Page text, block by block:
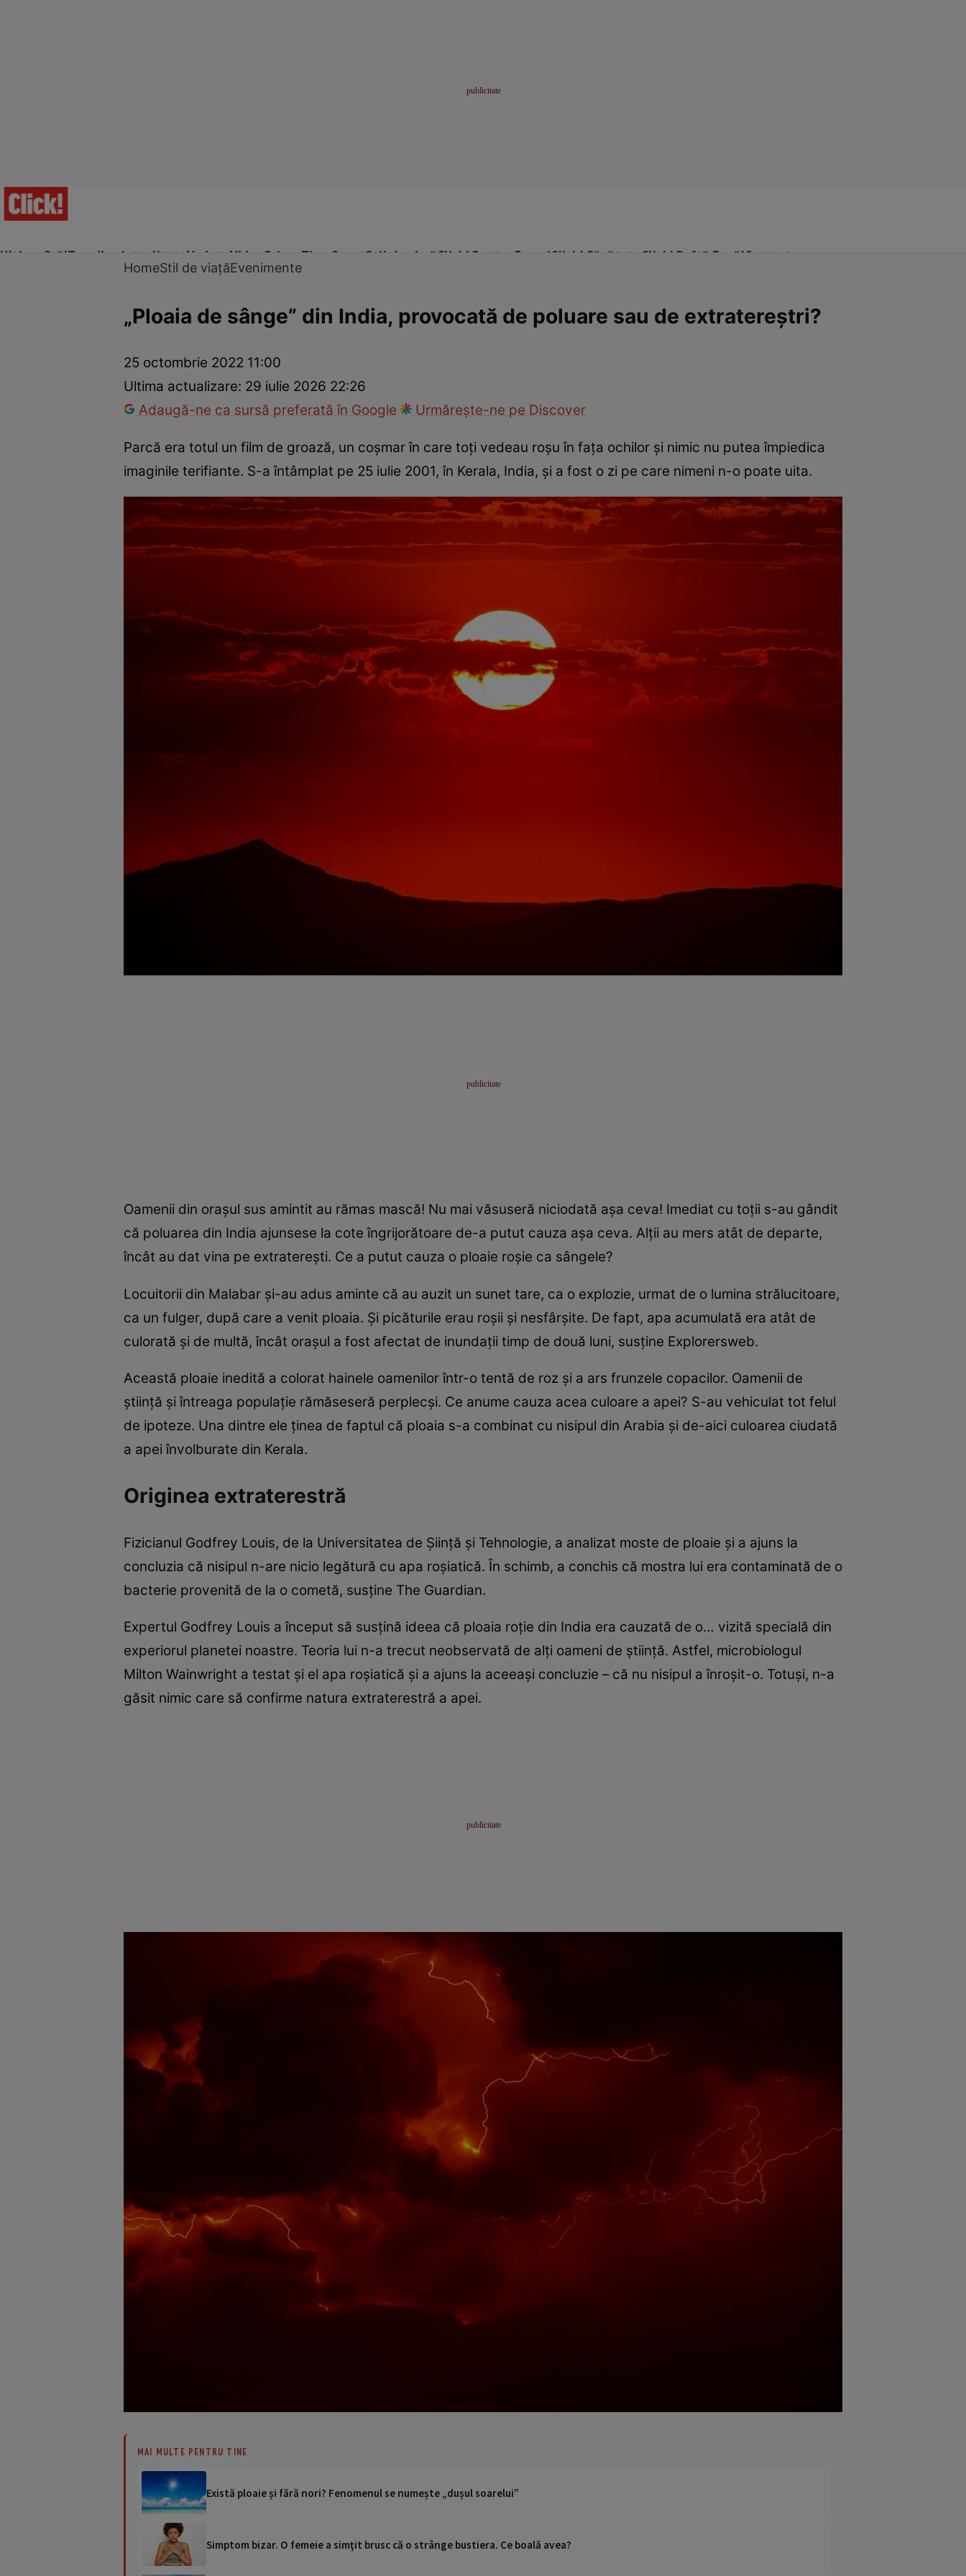
Ultima Oră!Trending Actualitate Vedete Video Prime Time SportStil de viațăClick! Pentru FemeiClick! Sănătate Click! Poftă Bună!Contact
Dragoste și SexEvenimente
HomeStil de viațăEvenimente
„Ploaia de sânge” din India, provocată de poluare sau de extratereștri?
25 octombrie 2022 11:00
Ultima actualizare: 29 iulie 2026 22:26
Adaugă-ne ca sursă preferată în Google
Urmărește-ne pe Discover
Parcă era totul un film de groază, un coșmar în care toți vedeau roșu în fața ochilor și nimic nu putea împiedica
imaginile terifiante. S-a întâmplat pe 25 iulie 2001, în Kerala, India, și a fost o zi pe care nimeni n-o poate uita.
Oamenii din orașul sus amintit au rămas mască! Nu mai văsuseră niciodată așa ceva! Imediat cu toții s-au gândit
că poluarea din India ajunsese la cote îngrijorătoare de-a putut cauza așa ceva. Alții au mers atât de departe,
încât au dat vina pe extraterești. Ce a putut cauza o ploaie roșie ca sângele?
Locuitorii din Malabar și-au adus aminte că au auzit un sunet tare, ca o explozie, urmat de o lumina strălucitoare,
ca un fulger, după care a venit ploaia. Și picăturile erau roșii și nesfârșite. De fapt, apa acumulată era atât de
culorată și de multă, încât orașul a fost afectat de inundații timp de două luni, susține Explorersweb.
Această ploaie inedită a colorat hainele oamenilor într-o tentă de roz și a ars frunzele copacilor. Oamenii de
știință și întreaga populație rămăseseră perplecși. Ce anume cauza acea culoare a apei? S-au vehiculat tot felul
de ipoteze. Una dintre ele ținea de faptul că ploaia s-a combinat cu nisipul din Arabia și de-aici culoarea ciudată
a apei învolburate din Kerala.
Originea extraterestră
Fizicianul Godfrey Louis, de la Universitatea de Șiință și Tehnologie, a analizat moste de ploaie și a ajuns la
concluzia că nisipul n-are nicio legătură cu apa roșiatică. În schimb, a conchis că mostra lui era contaminată de o
bacterie provenită de la o cometă, susține The Guardian.
Expertul Godfrey Louis a început să susțină ideea că ploaia roție din India era cauzată de o… vizită specială din
experiorul planetei noastre. Teoria lui n-a trecut neobservată de alți oameni de știință. Astfel, microbiologul
Milton Wainwright a testat și el apa roșiatică și a ajuns la aceeași concluzie – că nu nisipul a înroșit-o. Totuși, n-a
găsit nimic care să confirme natura extraterestră a apei.
MAI MULTE PENTRU TINE
Există ploaie și fără nori? Fenomenul se numește „dușul soarelui”
Simptom bizar. O femeie a simţit brusc că o strânge bustiera. Ce boală avea?